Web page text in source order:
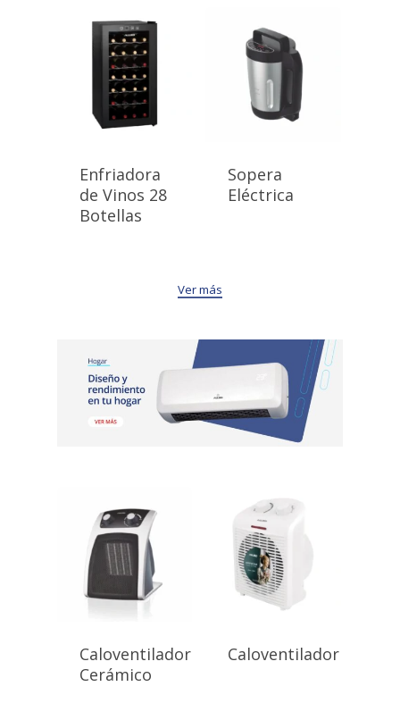
Enfriadora
de Vinos 28
Botellas
Sopera
Eléctrica
Ver más
Caloventilador
Cerámico
Caloventilador